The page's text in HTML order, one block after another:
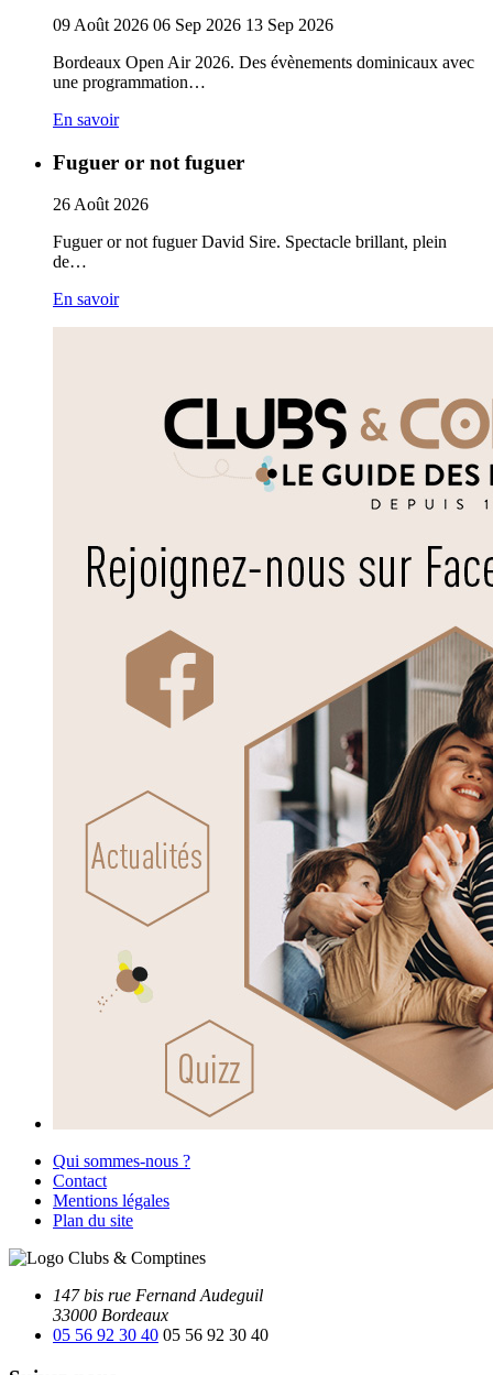
09 Août 2026 06 Sep 2026 13 Sep 2026
Bordeaux Open Air 2026. Des évènements dominicaux avec
une programmation…
En savoir
Fuguer or not fuguer
26Août 2026
Fuguer or not fuguer David Sire. Spectacle brillant, plein
de…
En savoir
Qui sommes-nous ?
Contact
Mentions légales
Plan du site
147 bis rue Fernand Audeguil
33000 Bordeaux
05 56 92 30 40 05 56 92 30 40